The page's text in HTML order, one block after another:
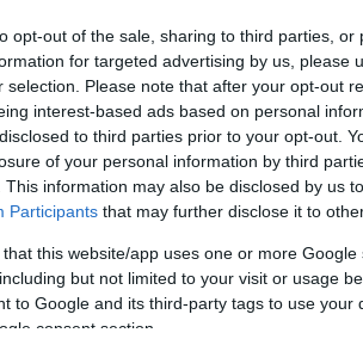
opt-out of the sale, sharing to third parties,
for targeted advertising by us, please
selection. Please note that after your opt-out
interest-based ads based on personal
to third parties prior to your opt-out.
of your personal information by third
This information may also be disclosed by us
Participants that may further disclose it to
that this website/app uses one or more
but not limited to your visit or usage
to Google and its third-party tags to use your
consent section.
rammstein till lindemann